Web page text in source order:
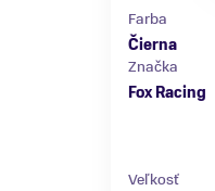
Farba
Čierna
Značka
Fox Racing
Veľkosť